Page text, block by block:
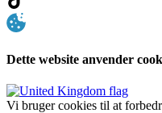
Dette website anvender
Vi bruger cookies til at